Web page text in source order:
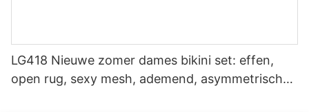
LG418 Nieuwe zomer dames bikini set: effen,
open rug, sexy mesh, ademend, asymmetrische